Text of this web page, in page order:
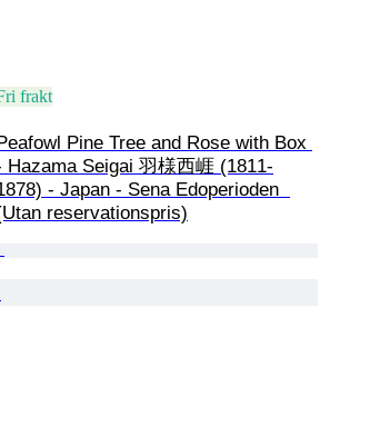
frakt
Pine Tree and Rose with Box
Hazama Seigai 羽様西崕 (1811-
- Japan - Sena Edoperioden
reservationspris)